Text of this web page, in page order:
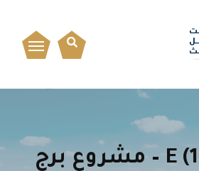
شقة E (105) – مشروع برج